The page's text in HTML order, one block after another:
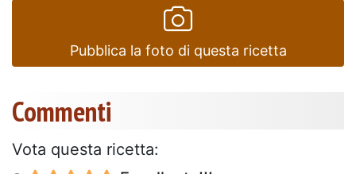
Pubblica la foto di questa ricetta
Commenti
Vota questa ricetta: